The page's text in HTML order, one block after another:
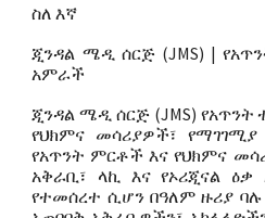
ስለ እኛ
ጂንዳል ሜዲ ሰርጅ (JMS) |
አምራች
ጂንዳል ሜዲ ሰርጅ (JMS) የአጥንት
የህክምና መሳሪያዎች፣
የአጥንት ምርቶች እና የህክምና
አቅራቢ፣ ላኪ እና የኦሪጂናል
የተመሰረተ ሲሆን በዓለም ዙሪያ